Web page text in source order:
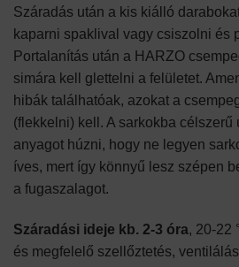
Száradás után a kis kiálló
kaparni spaklival vagy csiszolni és
Portalanítás után a HARZO
simára kell glettelni a felületet.
hibák találhatóak, azokat a
(flekkelni) kell. A sarkokba
anyagot húzni, hogy ne legyen
íves, mert így könnyű lesz szépen
a fugaszalagot.
Száradási ideje kb. 2-3 óra, 20-22
és megfelelő szellőztetés,